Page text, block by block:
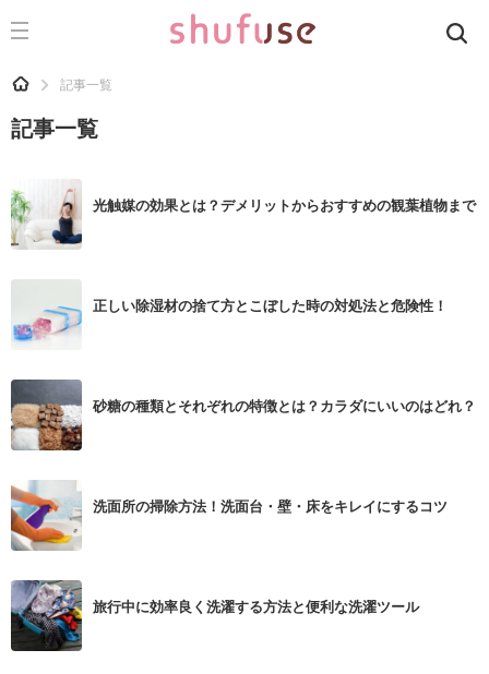
CATEGORY 記事カテゴリ
洗濯
生活の知恵
掃除
趣味
食材辞典
HOME 記事一覧
記事一覧
光触媒の効果とは？デメリットからおすすめの観葉植物まで
正しい除湿材の捨て方とこぼした時の対処法と危険性！
砂糖の種類とそれぞれの特徴とは？カラダにいいのはどれ？
洗面所の掃除方法！洗面台・壁・床をキレイにするコツ
旅行中に効率良く洗濯する方法と便利な洗濯ツール